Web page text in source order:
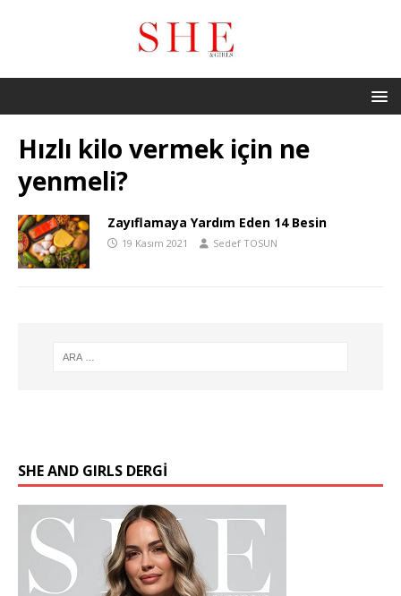
Hızlı kilo vermek için ne
yenmeli?
Zayıflamaya Yardım Eden 14 Besin
19 Kasım 2021 Sedef TOSUN
SHE AND GIRLS DERGİ